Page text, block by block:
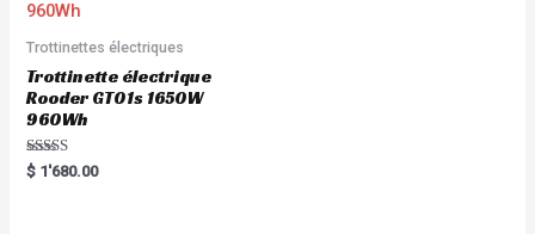
Trottinettes électriques
Trottinette électrique
Rooder GT01s 1650W
960Wh
Rated
5.00
$ 1'680.00